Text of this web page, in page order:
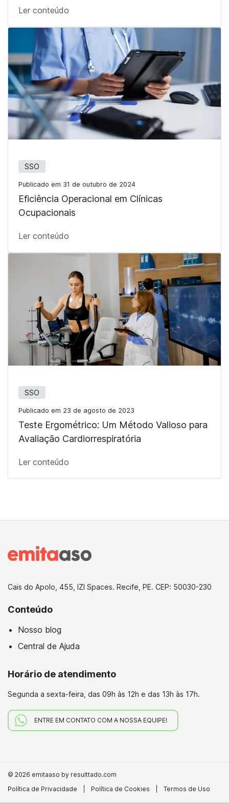
Ler conteúdo
SSO
Publicado em 31 de outubro de 2024
Eficiência Operacional em Clínicas
Ocupacionais
Ler conteúdo
SSO
Publicado em 23 de agosto de 2023
Teste Ergométrico: Um Método Valioso para
Avaliação Cardiorrespiratória
Ler conteúdo
Cais do Apolo, 455, IZI Spaces. Recife, PE. CEP: 50030-230
Conteúdo
Nosso blog
Central de Ajuda
Horário de atendimento
Segunda a sexta-feira, das 09h às 12h e das 13h às 17h.
ENTRE EM CONTATO COM A NOSSA EQUIPE!
© 2026 emitaaso by resulttado.com
Política de Privacidade
Política de Cookies Termos de Uso